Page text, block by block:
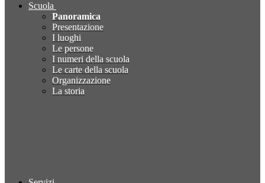
Scuola
Panoramica
Presentazione
I luoghi
Le persone
I numeri della scuola
Le carte della scuola
Organizzazione
La storia